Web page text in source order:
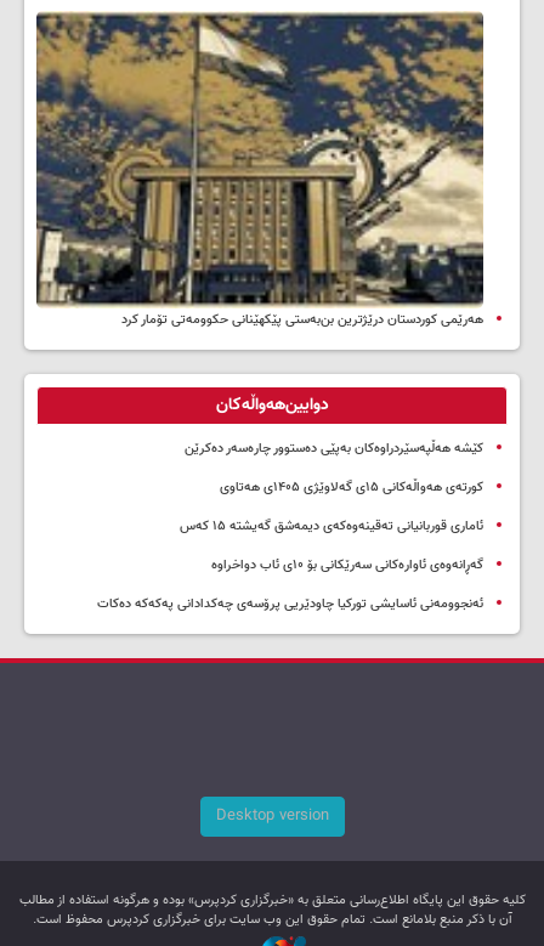
هەرێمی کوردستان درێژترین بن‌بەستی پێکهێنانی حکوومەتی تۆمار کرد
دوایین‌هەواڵەکان
کێشە هەڵپەسێردراوەکان بەپێی دەستوور چارەسەر دەکرێن
کورتەی هەواڵەکانی ۱۵ی گەلاوێژی ۱۴۰۵ی هەتاوی
ئاماری قوربانیانی تەقینەوەکەی دیمەشق گەیشتە ۱۵ کەس
گەڕانەوەی ئاوارەکانی سەرێکانی بۆ ۱۰ی ئاب دواخراوە
ئەنجوومەنی ئاسایشی تورکیا چاودێریی پرۆسەی چەکدادانی پەکەکە دەکات
Desktop version
کليه حقوق اين پایگاه اطلاع‌رسانی متعلق به «خبرگزاری کردپرس» بوده و هرگونه استفاده از مطالب
آن با ذکر منبع بلامانع است. تمام حقوق این وب سایت برای خبرگزاری کردپرس محفوظ است.